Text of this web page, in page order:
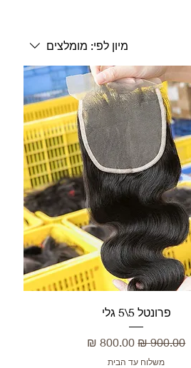
מיון לפי: מומלצים
פרונטל 5\5 גלי
מחיר רגיל‏900.00 ‏₪ מחיר מבצע
משלוח עד הבית